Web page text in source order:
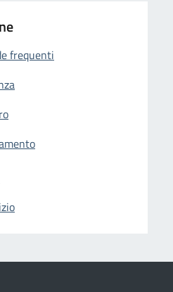
frequenti